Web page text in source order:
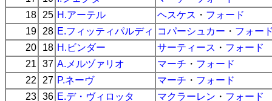
18
25 H.アーテル ヘスケス ・ フォード
19
28 E.フィッティパルディ コパーシュカー ・ フォー
20
18 H.ビンダー サーティース ・ フォード
21
37 A.メルヅァリオ マーチ ・ フォード
22
27 P.ネーヴ マーチ ・ フォード
23 36 E.デ・ヴィロッタ マクラーレン ・ フォード